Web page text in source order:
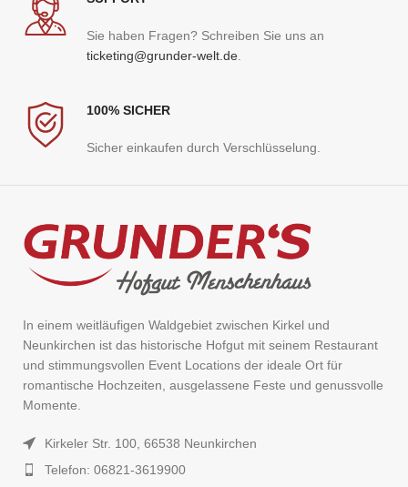
Sie haben Fragen? Schreiben Sie uns an
ticketing@grunder-welt.de
100% SICHER
Sicher einkaufen durch Verschlüsselung.
In einem weitläufigen Waldgebiet zwischen Kirkel und
Neunkirchen ist das historische Hofgut mit seinem Restaurant
und stimmungsvollen Event Locations der ideale Ort für
romantische Hochzeiten, ausgelassene Feste und genussvolle
Momente.
Kirkeler Str. 100, 66538 Neunkirchen
Telefon: 06821-3619900